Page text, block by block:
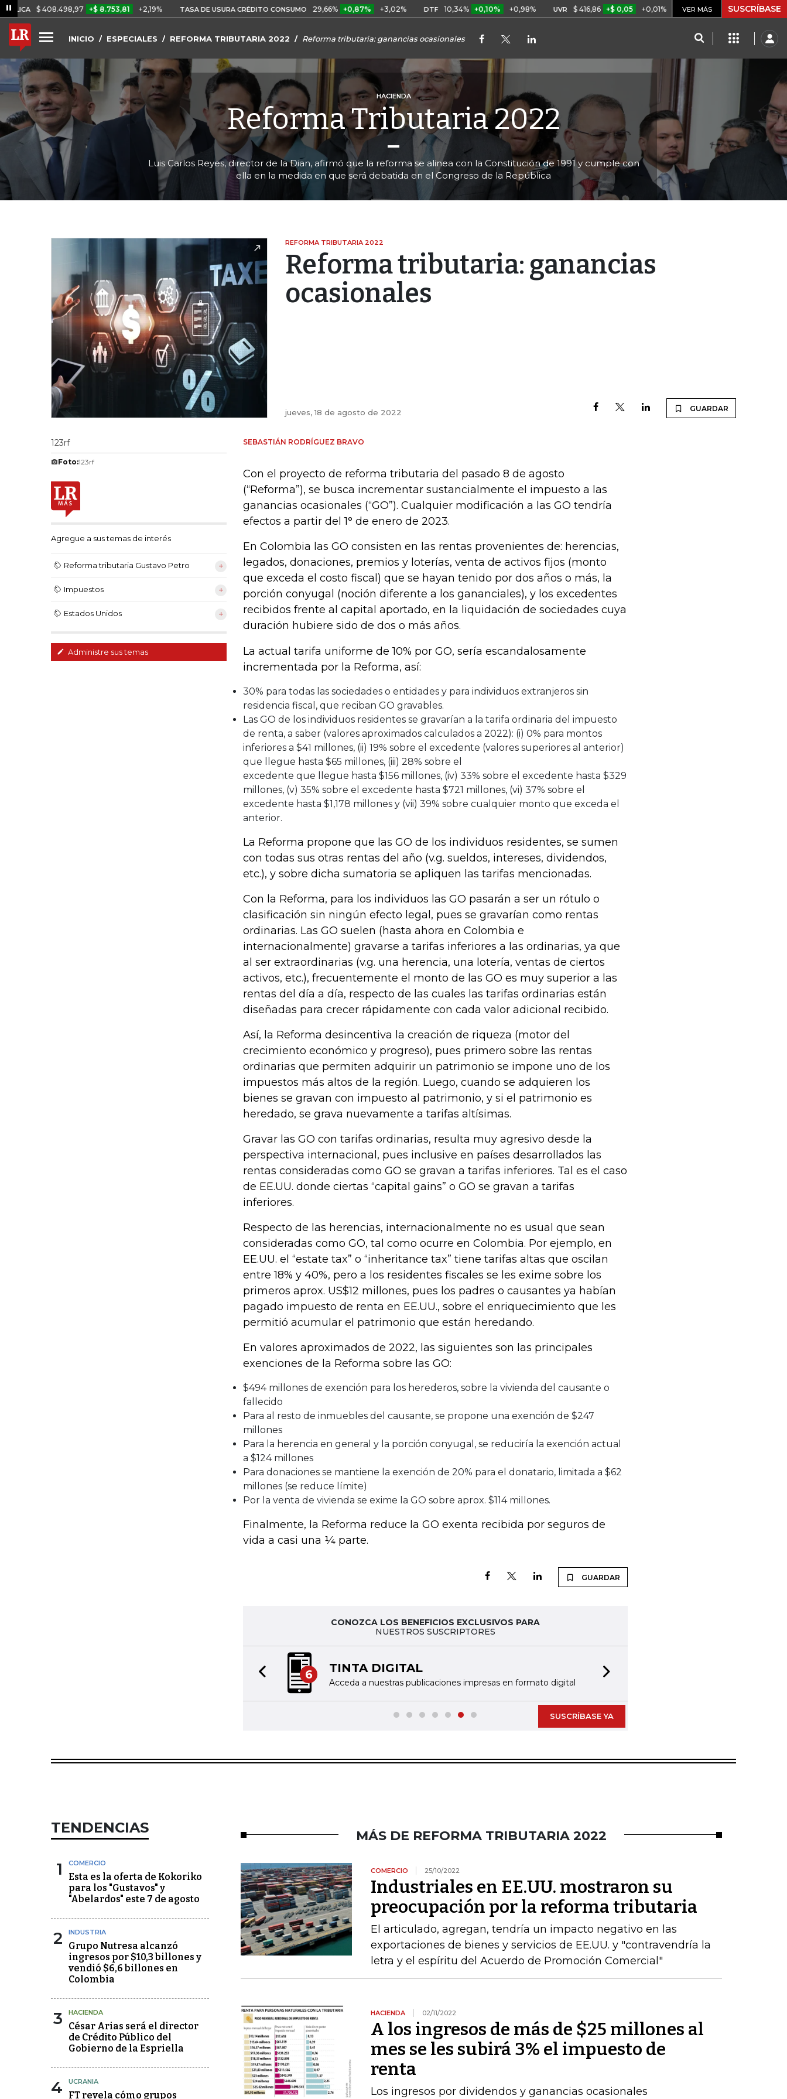
408.498,97 +$ 8.753,81 +2,19% TASA DE USURA CRÉDITO CONSUMO 29,66% +0,87% +3,02% DTF 10,34% +0,10% +0,98% UVR $ 416,86 +$ 0,05 +0,01% BITCOIN US$ 64.442,80 -US$ 525,60
VER MÁS SUSCRÍBASE
INICIO ESPECIALES REFORMA TRIBUTARIA 2022 Reforma tributaria: ganancias ocasionales
HACIENDA
Reforma Tributaria 2022
Luis Carlos Reyes, director de la Dian, afirmó que la reforma se alinea con la Constitución de 1991 y cumple con
ella en la medida en que será debatida en el Congreso de la República
REFORMA TRIBUTARIA 2022
Reforma tributaria: ganancias
ocasionales
jueves, 18 de agosto de 2022 GUARDAR
123rf
Foto:123rf
Agregue a sus temas de interés
Reforma tributaria Gustavo Petro
Impuestos
Estados Unidos
Administre sus temas
SEBASTIÁN RODRÍGUEZ BRAVO
Con el proyecto de reforma tributaria del pasado 8 de agosto
(“Reforma”), se busca incrementar sustancialmente el impuesto a las
ganancias ocasionales (“GO”). Cualquier modificación a las GO tendría
efectos a partir del 1° de enero de 2023.
En Colombia las GO consisten en las rentas provenientes de: herencias,
legados, donaciones, premios y loterías, venta de activos fijos (monto
que exceda el costo fiscal) que se hayan tenido por dos años o más, la
porción conyugal (noción diferente a los gananciales), y los excedentes
recibidos frente al capital aportado, en la liquidación de sociedades cuya
duración hubiere sido de dos o más años.
La actual tarifa uniforme de 10% por GO, sería escandalosamente
incrementada por la Reforma, así:
30% para todas las sociedades o entidades y para individuos extranjeros sin
residencia fiscal, que reciban GO gravables.
Las GO de los individuos residentes se gravarían a la tarifa ordinaria del impuesto
de renta, a saber (valores aproximados calculados a 2022): (i) 0% para montos
inferiores a $41 millones, (ii) 19% sobre el excedente (valores superiores al anterior)
que llegue hasta $65 millones, (iii) 28% sobre el
excedente que llegue hasta $156 millones, (iv) 33% sobre el excedente hasta $329
millones, (v) 35% sobre el excedente hasta $721 millones, (vi) 37% sobre el
excedente hasta $1,178 millones y (vii) 39% sobre cualquier monto que exceda el
anterior.
La Reforma propone que las GO de los individuos residentes, se sumen
con todas sus otras rentas del año (v.g. sueldos, intereses, dividendos,
etc.), y sobre dicha sumatoria se apliquen las tarifas mencionadas.
Con la Reforma, para los individuos las GO pasarán a ser un rótulo o
clasificación sin ningún efecto legal, pues se gravarían como rentas
ordinarias. Las GO suelen (hasta ahora en Colombia e
internacionalmente) gravarse a tarifas inferiores a las ordinarias, ya que
al ser extraordinarias (v.g. una herencia, una lotería, ventas de ciertos
activos, etc.), frecuentemente el monto de las GO es muy superior a las
rentas del día a día, respecto de las cuales las tarifas ordinarias están
diseñadas para crecer rápidamente con cada valor adicional recibido.
Así, la Reforma desincentiva la creación de riqueza (motor del
crecimiento económico y progreso), pues primero sobre las rentas
ordinarias que permiten adquirir un patrimonio se impone uno de los
impuestos más altos de la región. Luego, cuando se adquieren los
bienes se gravan con impuesto al patrimonio, y si el patrimonio es
heredado, se grava nuevamente a tarifas altísimas.
Gravar las GO con tarifas ordinarias, resulta muy agresivo desde la
perspectiva internacional, pues inclusive en países desarrollados las
rentas consideradas como GO se gravan a tarifas inferiores. Tal es el caso
de EE.UU. donde ciertas “capital gains” o GO se gravan a tarifas
inferiores.
Respecto de las herencias, internacionalmente no es usual que sean
consideradas como GO, tal como ocurre en Colombia. Por ejemplo, en
EE.UU. el “estate tax” o “inheritance tax” tiene tarifas altas que oscilan
entre 18% y 40%, pero a los residentes fiscales se les exime sobre los
primeros aprox. US$12 millones, pues los padres o causantes ya habían
pagado impuesto de renta en EE.UU., sobre el enriquecimiento que les
permitió acumular el patrimonio que están heredando.
En valores aproximados de 2022, las siguientes son las principales
exenciones de la Reforma sobre las GO:
$494 millones de exención para los herederos, sobre la vivienda del causante o
fallecido
Para al resto de inmuebles del causante, se propone una exención de $247
millones
Para la herencia en general y la porción conyugal, se reduciría la exención actual
a $124 millones
Para donaciones se mantiene la exención de 20% para el donatario, limitada a $62
millones (se reduce límite)
Por la venta de vivienda se exime la GO sobre aprox. $114 millones.
Finalmente, la Reforma reduce la GO exenta recibida por seguros de
vida a casi una ¼ parte.
GUARDAR
CONOZCA LOS BENEFICIOS EXCLUSIVOS PARA
NUESTROS SUSCRIPTORES
6 TINTA DIGITAL
Acceda a nuestras publicaciones impresas en formato digital
Previous slide
SUSCRÍBASE YA
TENDENCIAS
1 COMERCIO
Esta es la oferta de Kokoriko
para los "Gustavos" y
"Abelardos" este 7 de agosto
2 INDUSTRIA
Grupo Nutresa alcanzó
ingresos por $10,3 billones y
vendió $6,6 billones en
Colombia
3 HACIENDA
César Arias será el director
de Crédito Público del
Gobierno de la Espriella
4 UCRANIA
FT revela cómo grupos
MÁS DE REFORMA TRIBUTARIA 2022
COMERCIO 25/10/2022
Industriales en EE.UU. mostraron su
preocupación por la reforma tributaria
El articulado, agregan, tendría un impacto negativo en las
exportaciones de bienes y servicios de EE.UU. y "contravendría la
letra y el espíritu del Acuerdo de Promoción Comercial"
HACIENDA 02/11/2022
A los ingresos de más de $25 millones al
mes se les subirá 3% el impuesto de
renta
Los ingresos por dividendos y ganancias ocasionales